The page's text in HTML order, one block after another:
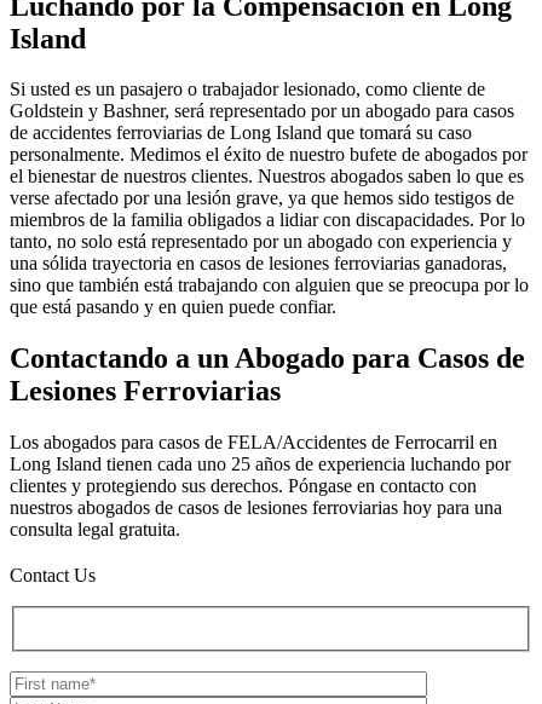
Island
Si usted es un pasajero o trabajador lesionado, como cliente de
Goldstein y Bashner, será representado por un abogado para casos
de accidentes ferroviarias de Long Island que tomará su caso
personalmente. Medimos el éxito de nuestro bufete de abogados por
el bienestar de nuestros clientes. Nuestros abogados saben lo que es
verse afectado por una lesión grave, ya que hemos sido testigos de
miembros de la familia obligados a lidiar con discapacidades. Por lo
tanto, no solo está representado por un abogado con experiencia y
una sólida trayectoria en casos de lesiones ferroviarias ganadoras,
sino que también está trabajando con alguien que se preocupa por lo
que está pasando y en quien puede confiar.
Contactando a un Abogado para Casos de
Lesiones Ferroviarias
Los abogados para casos de FELA/Accidentes de Ferrocarril en
Long Island tienen cada uno 25 años de experiencia luchando por
clientes y protegiendo sus derechos. Póngase en contacto con
nuestros abogados de casos de lesiones ferroviarias hoy para una
consulta legal gratuita.
Contact Us